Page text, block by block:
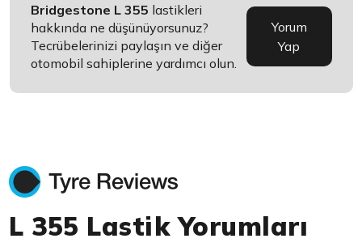
Bridgestone L 355 lastikleri
hakkında ne düşünüyorsunuz?
Tecrübelerinizi paylaşın ve diğer
otomobil sahiplerine yardımcı olun.
Yorum
Yap
L 355 Lastik Yorumları